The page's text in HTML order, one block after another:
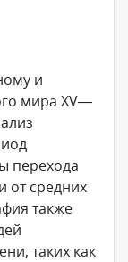
и
мира XV—
перехода
от средних
также
таких как